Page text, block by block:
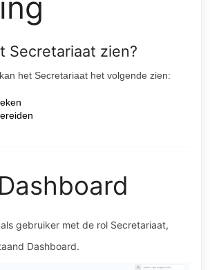
Secretariaat zien?
het Secretariaat het volgende zien:
gebruiker met de rol Secretariaat,
Dashboard.